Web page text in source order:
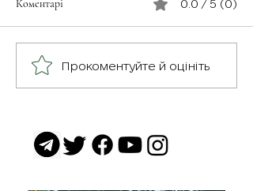
Герої серед нас: медик
Хітмен
Коментарі 0.0 / 5 (0)
Прокоментуйте й оцініть